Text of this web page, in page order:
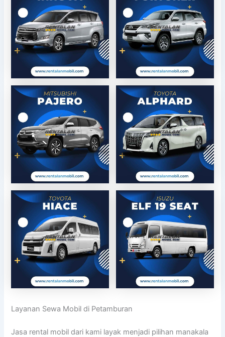
Layanan Sewa Mobil di Petamburan
Jasa rental mobil dari kami layak menjadi pilihan manakala